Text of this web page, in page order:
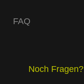
FAQ
Noch Fragen?